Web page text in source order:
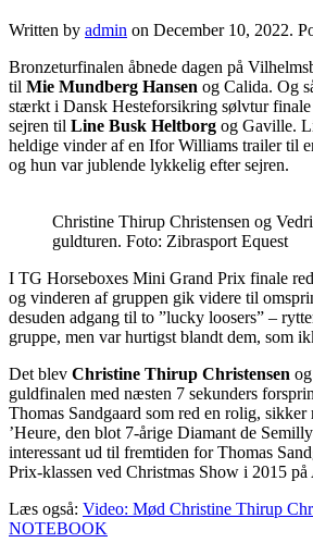
Written by admin on December 10, 2022.
Bronzeturfinalen åbnede dagen på
til Mie Mundberg Hansen og Calida. Og
stærkt i Dansk Hesteforsikring sølvtur
sejren til Line Busk Heltborg og Gaville.
heldige vinder af en Ifor Williams trailer til
og hun var jublende lykkelig efter sejren.
Christine Thirup Christensen og
guldturen. Foto: Zibrasport Equest
I TG Horseboxes Mini Grand Prix finale
og vinderen af gruppen gik videre til
desuden adgang til to ”lucky loosers” –
gruppe, men var hurtigst blandt dem, som
Det blev Christine Thirup Christensen
guldfinalen med næsten 7 sekunders
Thomas Sandgaard som red en rolig,
’Heure, den blot 7-årige Diamant de
interessant ud til fremtiden for Thomas
Prix-klassen ved Christmas Show i 2015 på
Læs også: Video: Mød Christine Thirup
NOTEBOOK